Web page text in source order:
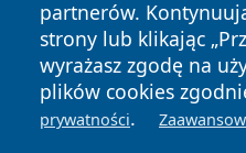
partnerów.
strony lub klikając
wyrażasz zgodę na
plików cookies
prywatności.
News Autorzy
Polityka